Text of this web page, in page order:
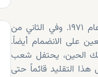
كانت أبوظبي ودبي أول إمارات تنضم إلى الاتحاد في الأول من ديسمبر عام ١٩٧١. وفي الثاني من
على الانضمام أيضاً.
إلى الاتحاد في فبراير عام ١٩٧٢. ومنذ ذلك الحين، يحتفل شعب
هذا التقليد قائماً حتى